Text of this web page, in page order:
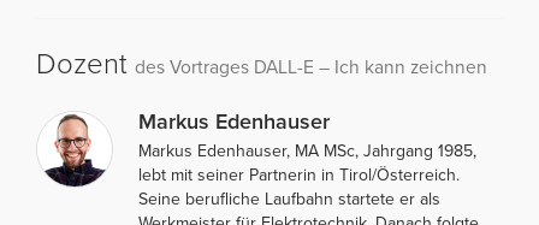
Dozent des Vortrages DALL-E – Ich kann zeichnen
Markus Edenhauser
Markus Edenhauser, MA MSc, Jahrgang 1985,
lebt mit seiner Partnerin in Tirol/Österreich.
Seine berufliche Laufbahn startete er als